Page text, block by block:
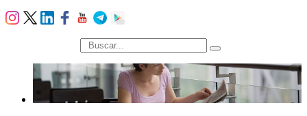
búsqueda